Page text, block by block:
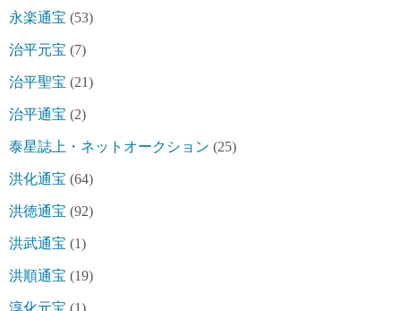
永楽通宝 (53)
治平元宝 (7)
治平聖宝 (21)
治平通宝 (2)
泰星誌上・ネットオークション (25)
洪化通宝 (64)
洪徳通宝 (92)
洪武通宝 (1)
洪順通宝 (19)